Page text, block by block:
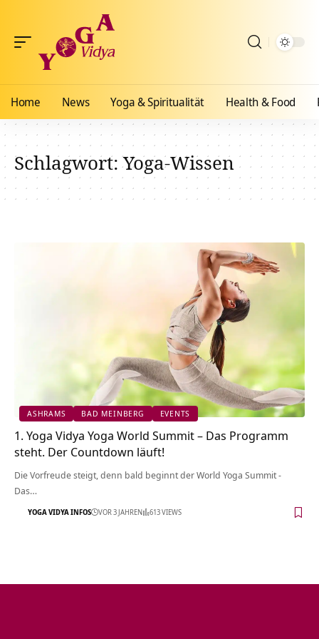
Home News Yoga & Spiritualität Health & Food
Schlagwort:Yoga-Wissen
ASHRAMS BAD MEINBERG EVENTS
1. Yoga Vidya Yoga World Summit – Das Programm
steht. Der Countdown läuft!
Die Vorfreude steigt, denn bald beginnt der World Yoga Summit -
Das…
YOGA VIDYA INFOS VOR 3 JAHREN 613 VIEWS